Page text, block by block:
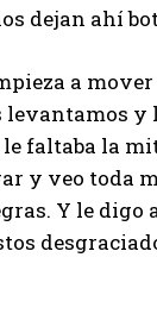
dejan ahí
a
levantamos y
le faltaba la
y veo toda
Y le digo